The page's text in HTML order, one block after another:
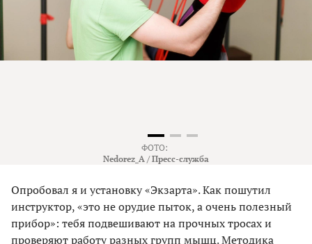
ФОТО:
Nedorez_A / Пресс-служба
Опробовал я и установку «Экзарта». Как пошутил
инструктор, «это не орудие пыток, а очень полезный
прибор»: тебя подвешивают на прочных тросах и
проверяют работу разных групп мышц. Методика